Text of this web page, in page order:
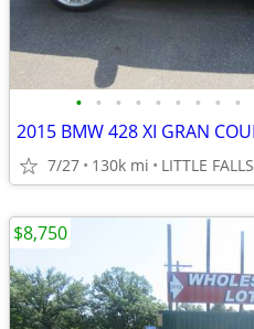
• • • • • • • • •
7/27 130k mi LITTLE FALLS
$8,750